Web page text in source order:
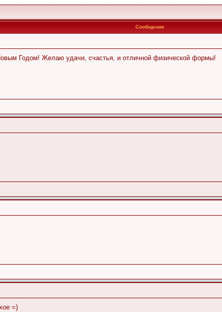
Сообщение
Годом! Желаю удачи, счастья, и отличной физической формы!
=)